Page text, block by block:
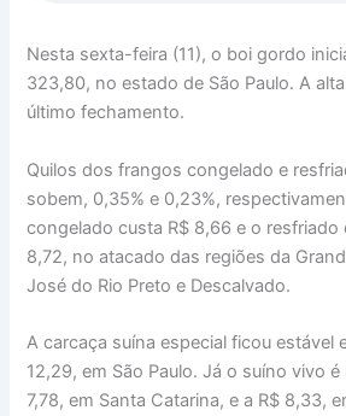
Nesta sexta-feira (11), o boi gordo
323,80, no estado de São Paulo. A
último fechamento.
Quilos dos frangos congelado e
sobem, 0,35% e 0,23%,
congelado custa R$ 8,66 e o resfriado
8,72, no atacado das regiões da
José do Rio Preto e Descalvado.
A carcaça suína especial ficou estável
12,29, em São Paulo. Já o suíno vivo
7,78, em Santa Catarina, e a R$ 8,33,